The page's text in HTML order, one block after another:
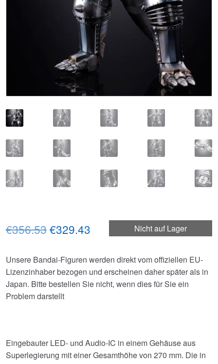
Nicht auf Lager
€356.53Ursprünglicher
war:
€356.53
€329.43
ist:
€329.43.
Unsere Bandai-Figuren werden direkt vom offiziellen EU-
Lizenzinhaber bezogen und erscheinen daher später als in
Japan. Bitte bestellen Sie nicht, wenn dies für Sie ein
Problem darstellt
Eingebauter LED- und Audio-IC in einem Gehäuse aus
Superlegierung mit einer Gesamthöhe von 270 mm. Die in